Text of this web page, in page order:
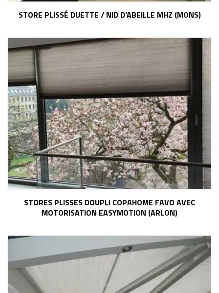
STORE PLISSÉ DUETTE / NID D’ABEILLE MHZ (MONS)
STORES PLISSES DOUPLI COPAHOME FAVO AVEC
MOTORISATION EASYMOTION (ARLON)